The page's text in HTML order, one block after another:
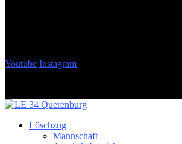
Youtube Instagram
Löschzug
Mannschaft